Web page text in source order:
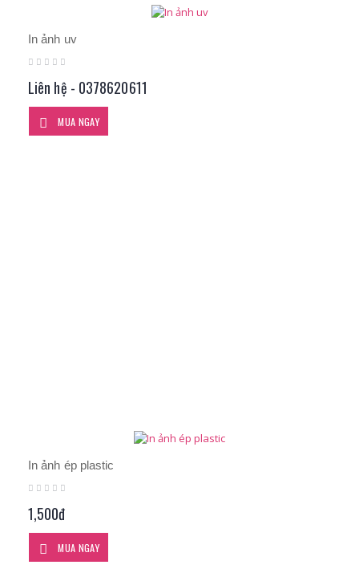
In ảnh uv
Liên hệ - 0378620611
MUA NGAY
In ảnh ép plastic
1,500đ
MUA NGAY